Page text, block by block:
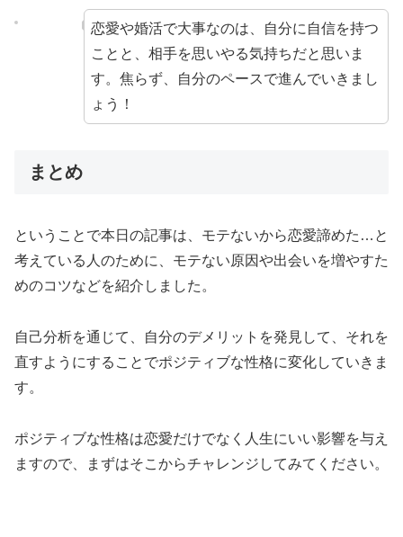
恋愛や婚活で大事なのは、自分に自信を持つ
ことと、相手を思いやる気持ちだと思いま
す。焦らず、自分のペースで進んでいきまし
ょう！
まとめ
ということで本日の記事は、モテないから恋愛諦めた…と
考えている人のために、モテない原因や出会いを増やすた
めのコツなどを紹介しました。
自己分析を通じて、自分のデメリットを発見して、それを
直すようにすることでポジティブな性格に変化していきま
す。
ポジティブな性格は恋愛だけでなく人生にいい影響を与え
ますので、まずはそこからチャレンジしてみてください。